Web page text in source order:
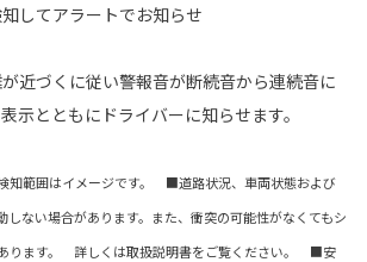
してアラートでお知らせ
近づくに従い警報音が断続音から連続音に
示とともにドライバーに知らせます。
知範囲はイメージです。 ■道路状況、車両状態および
しない場合があります。また、衝突の可能性がなくてもシ
ります。 詳しくは取扱説明書をご覧ください。 ■安